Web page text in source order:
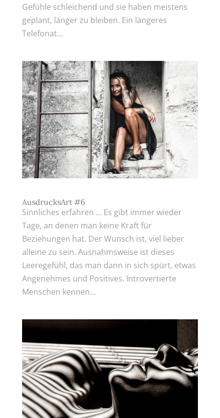
Gefühle schleichend und sie haben meistens
geplant, länger zu bleiben. Ein längeres
Telefonat...
AusdrucksArt #6
Sinnliches erfahren … Es gibt immer wieder
Tage, an denen man keine Kraft für
Beziehungen hat. Der Wunsch ist, viel lieber
alleine zu sein. Ausnahmsweise ist dieses
Leeregefühl, das man dann in sich spürt, etwas
Angenehmes und Positives. Introvertierte
Menschen kennen...